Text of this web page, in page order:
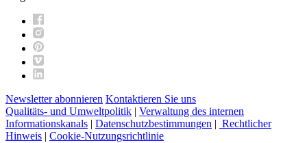
Newsletter abonnieren Kontaktieren Sie uns
Qualitäts- und Umweltpolitik | Verwaltung des internen
Informationskanals | Datenschutzbestimmungen | Rechtlicher
Hinweis | Cookie-Nutzungsrichtlinie